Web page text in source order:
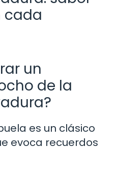
cada
un
de la
es un clásico
evoca recuerdos